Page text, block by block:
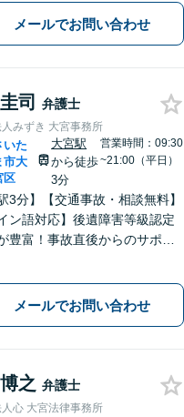
メールでお問い合わせ
司 弁護士
みずき 大宮事務所
いた
市大
区
大宮駅
から徒歩
3分
営業時間：09:30
~21:00（平日）
3分】【交通事故・相談無料】
ン語対応】後遺障害等級認定
豊富！事故直後からのサポー
」最適な債務整理手段をご提
・後払い応相談】
メールでお問い合わせ
之 弁護士
心 大宮法律事務所